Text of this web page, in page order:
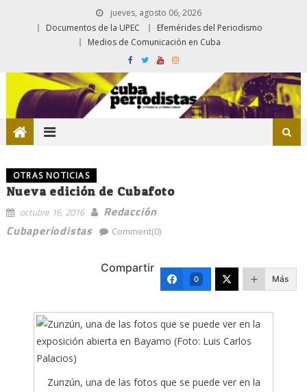
jueves, agosto 06, 2026
Documentos de la UPEC
Efemérides del Periodismo
Medios de Comunicación en Cuba
OTRAS NOTICIAS
Nueva edición de Cubafoto
octubre 16, 2016
Redacción
Cubaperiodistas
Comment(0)
Compartir
0 Más
Zunzún, una de las fotos que se puede ver en la